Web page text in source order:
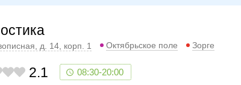
д. 14, корп. 1 Октябрьское поле Зорге
2.1 08:30-20:00